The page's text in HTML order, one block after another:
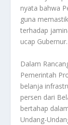
nyata bahwa
guna
terhadap
ucap Gubernur.
Dalam
Pemerintah
belanja
persen dari
bertahap
Undang-